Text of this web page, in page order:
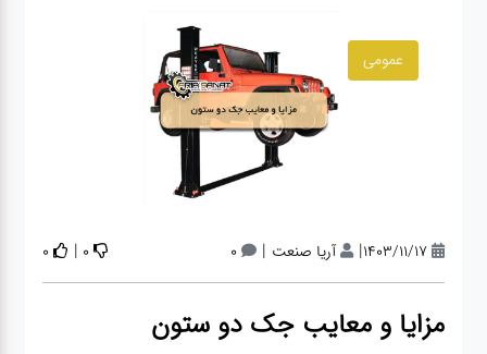
روغنی
مکانیکی
عمومی
1403/11/17
| آریا صنعت |
0
0
|
0
مزایا و معایب جک دو ستون